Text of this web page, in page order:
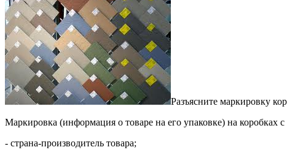
Разъясните маркировку
Маркировка (информация о товаре на его упаковке) на
- страна-производитель товара;